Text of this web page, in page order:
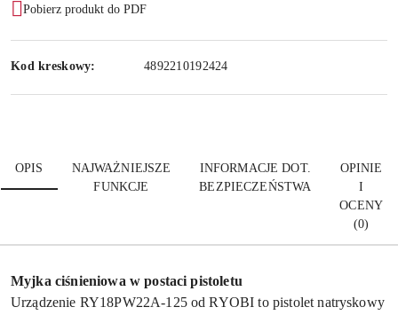
Pobierz produkt do PDF
Kod kreskowy: 4892210192424
OPIS
NAJWAŻNIEJSZE
FUNKCJE
INFORMACJE DOT.
BEZPIECZEŃSTWA
OPINIE
I
OCENY
(0)
Myjka ciśnieniowa w postaci pistoletu
Urządzenie RY18PW22A-125 od RYOBI to pistolet natryskowy